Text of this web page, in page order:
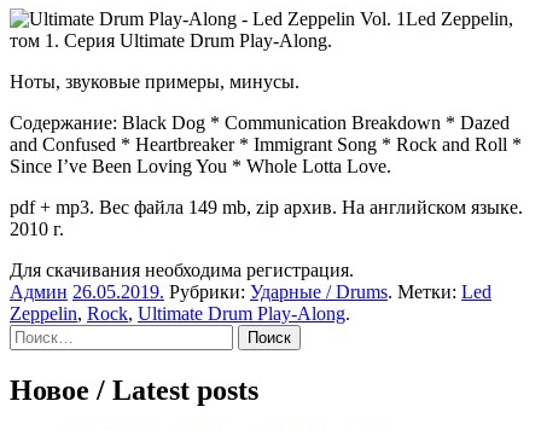
Led Zeppelin,
том 1. Серия Ultimate Drum Play-Along.
Ноты, звуковые примеры, минусы.
Содержание: Black Dog * Communication Breakdown * Dazed
and Confused * Heartbreaker * Immigrant Song * Rock and Roll *
Since I’ve Been Loving You * Whole Lotta Love.
pdf + mp3. Вес файла 149 mb, zip архив. На английском языке.
2010 г.
Для скачивания необходима регистрация.
Админ 26.05.2019. Рубрики: Ударные / Drums. Метки: Led
Zeppelin, Rock, Ultimate Drum Play-Along.
Sidebar
Найти:
Новое / Latest posts